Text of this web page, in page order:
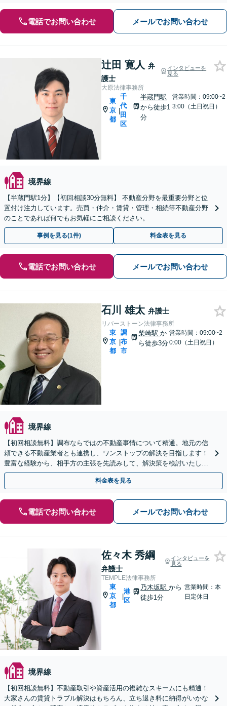
電話でお問い合わせ メールでお問い合わせ
辻田 寛人 弁
護士
インタビューを
見る
大原法律事務所
東
京
都
|
千
代
田
区
半蔵門駅
から徒歩1
分
営業時間：09:00~2
3:00（土日祝日）
境界線
【半蔵門駅1分】【初回相談30分無料】 不動産分野を最重要分野と位
置付け注力しています。売買・仲介・賃貸・管理・相続等不動産分野
のことであれば何でもお気軽にご相談ください。
事例を見る(1件) 料金表を見る
電話でお問い合わせ メールでお問い合わせ
石川 雄太 弁護士
リバーストーン法律事務所
東
京
都
|
調
布
市
柴崎駅か
ら徒歩3分
営業時間：09:00~2
0:00（土日祝日）
境界線
【初回相談無料】調布ならではの不動産事情について精通。地元の信
頼できる不動産業者とも連携し、ワンストップの解決を目指します！
豊富な経験から、相手方の主張を先読みして、解決策を検討いたしま
す【柴崎駅3分】【土日祝対応可】
料金表を見る
電話でお問い合わせ メールでお問い合わせ
佐々木 秀綱
弁護士
インタビューを
見る
TEMPLE法律事務所
東
京
都
|
港
区
乃木坂駅から
徒歩1分
営業時間：本
日定休日
境界線
【初回相談無料】不動産取引や資産活用の複雑なスキームにも精通！
大家さんの賃貸トラブル解決はもちろん、立ち退き料に納得がいかな